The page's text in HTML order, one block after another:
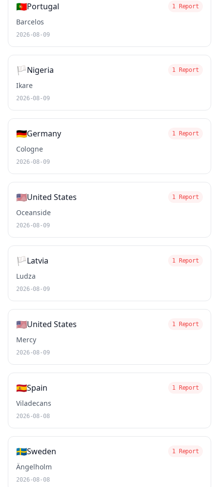
🇵🇹Portugal 1 Report
Barcelos
2026-08-09
🏳️Nigeria 1 Report
Ikare
2026-08-09
🇩🇪Germany 1 Report
Cologne
2026-08-09
🇺🇸United States 1 Report
Oceanside
2026-08-09
🏳️Latvia 1 Report
Ludza
2026-08-09
🇺🇸United States 1 Report
Mercy
2026-08-09
🇪🇸Spain 1 Report
Viladecans
2026-08-08
🇸🇪Sweden 1 Report
Ängelholm
2026-08-08